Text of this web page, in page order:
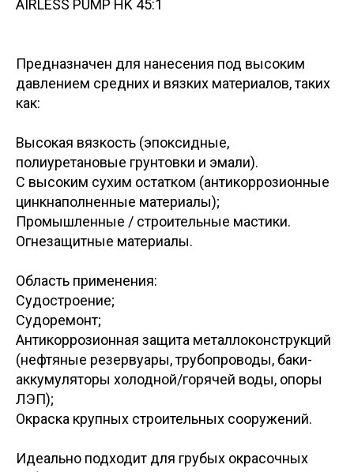
AIRLESS PUMP HK 45:1
Предназначен для нанесения под высоким
давлением средних и вязких материалов, таких
как:
Высокая вязкость (эпоксидные,
полиуретановые грунтовки и эмали).
С высоким сухим остатком (антикоррозионные
цинкнаполненные материалы);
Промышленные / строительные мастики.
Огнезащитные материалы.
Область применения:
Судостроение;
Судоремонт;
Антикоррозионная защита металлоконструкций
(нефтяные резервуары, трубопроводы, баки-
аккумуляторы холодной/горячей воды, опоры
ЛЭП);
Окраска крупных строительных сооружений.
Идеально подходит для грубых окрасочных